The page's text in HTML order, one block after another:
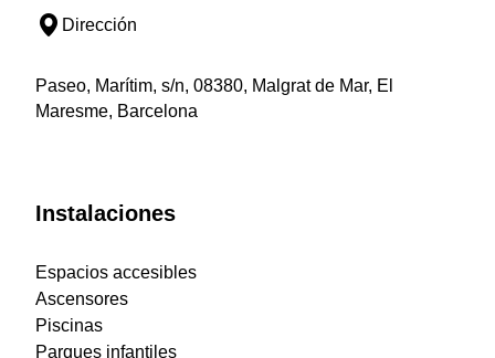
Dirección
Paseo, Marítim, s/n, 08380, Malgrat de Mar, El
Maresme, Barcelona
Instalaciones
Espacios accesibles
Ascensores
Piscinas
Parques infantiles